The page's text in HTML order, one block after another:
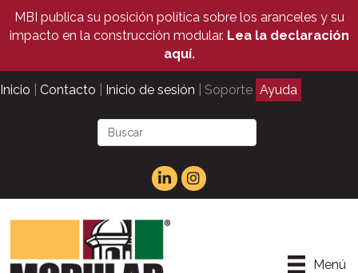
MBI publica su posición política sobre los aranceles y su
impacto en la construcción modular. Lea la declaración
aquí.
Inicio Contacto Inicio de sesión | Soporte Ayuda
Menú